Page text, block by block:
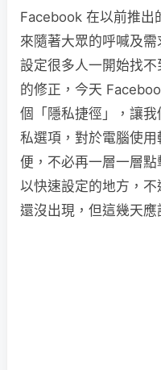
Facebook 在以前推出
來隨著大眾的呼喊及
設定很多人一開始找
的修正，今天
個「隱私捷徑」，讓
私選項，對於電腦使
便，不必再一層一層
以快速設定的地方，
還沒出現，但這幾天應